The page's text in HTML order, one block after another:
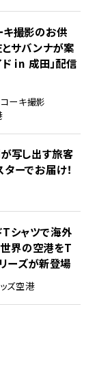
キ撮影のお供
とサバンナが案
in 成田」配信
ーキ撮影
写し出す旅客
ーでお届け！
シャツで海外
界の空港をT
リーズが新登場
ズ空港